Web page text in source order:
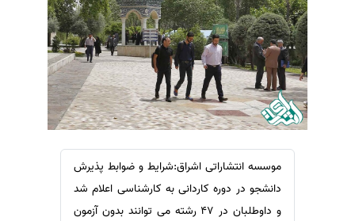
ترجمه عربی به فارسی
مشاهده همه زبان ها
سفارش ویرایش
سفارش پارافریز
سفارش فرمت‌بندی
سفارش کاهش کمیت
سفارش معرفی مجله
سفارش معرفی مقاله
سفارش معرفی کتاب
سفارش چکیده مبسوط
موسسه انتشاراتی اشراق:شرایط و ضوابط پذیرش
دانشجو در دوره کاردانی به کارشناسی اعلام شد
و داوطلبان در 47 رشته می توانند بدون آزمون